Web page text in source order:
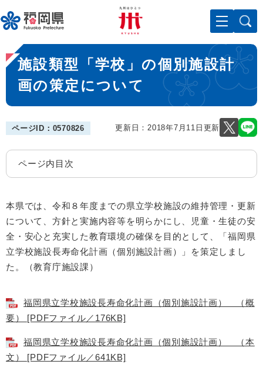
ー
ジ
先
頭
。
メニューを飛ばして本文へ
本
文
施設類型「学校」の個別施設計
画の策定について
ページID：0570826 更新日：2018年7月11日更新
ページ内目次
本県では、令和８年度までの県立学校施設の維持管理・更新
について、方針と実施内容等を明らかにし、児童・生徒の安
全・安心と充実した教育環境の確保を目的として、「福岡県
立学校施設長寿命化計画（個別施設計画）」を策定しまし
た。（教育庁施設課）
福岡県立学校施設長寿命化計画（個別施設計画） （概
要） [PDFファイル／176KB]
福岡県立学校施設長寿命化計画（個別施設計画） （本
文） [PDFファイル／641KB]